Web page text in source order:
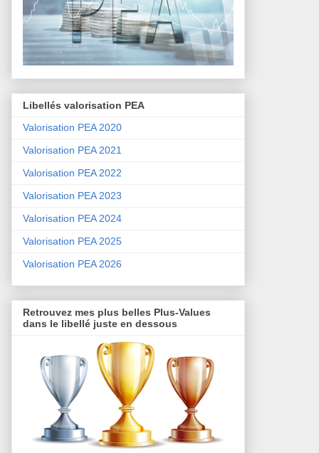
Libellés valorisation PEA
Valorisation PEA 2020
Valorisation PEA 2021
Valorisation PEA 2022
Valorisation PEA 2023
Valorisation PEA 2024
Valorisation PEA 2025
Valorisation PEA 2026
Retrouvez mes plus belles Plus-Values
dans le libellé juste en dessous